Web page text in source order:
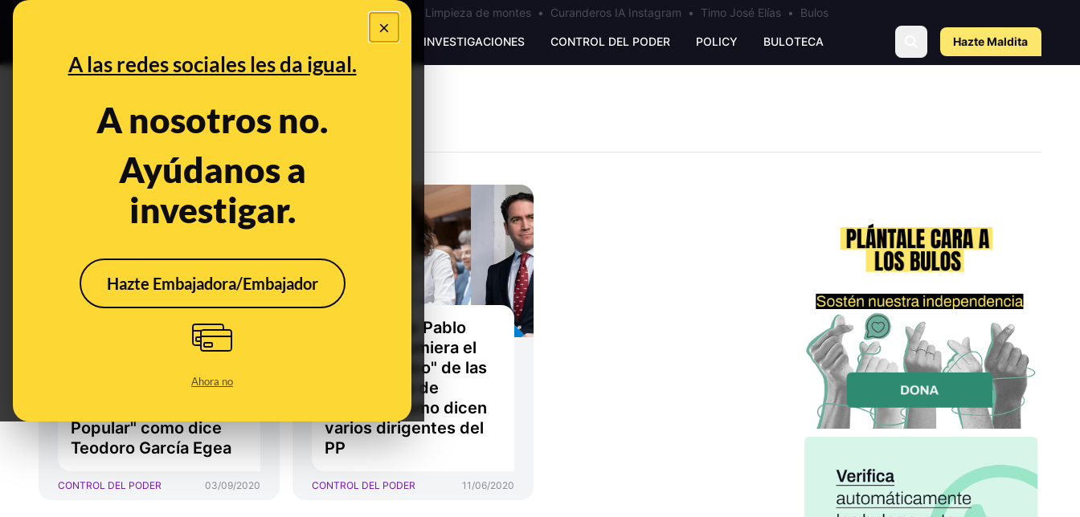
×
A las redes sociales les da igual.
A nosotros no.
Ayúdanos a
investigar.
Hazte Embajadora/Embajador
Ahora no
Bulos Ceuta • Limpieza de montes • Curanderos IA Instagram • Timo José Elías • Bulos
PREBUNKING INVESTIGACIONES CONTROL DEL PODER POLICY BULOTECA Hazte Maldita
Es falso que Pedro
Sánchez "en la prensa
iba a pactar nunca
Popular" como dice
Teodoro García Egea
CONTROL DEL PODER 03/09/2020
Es falso que Pablo
Iglesias asumiera el
"mando único" de las
residencias de
mayores como dicen
varios dirigentes del
PP
CONTROL DEL PODER 11/06/2020